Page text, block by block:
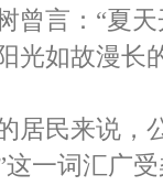
曾言：“夏
光如故漫长
居民来说，
这一词汇广